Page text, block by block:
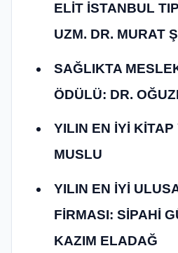
ELİT İSTANBUL
UZM. DR. MURAT
SAĞLIKTA
ÖDÜLÜ: DR.
YILIN EN İYİ
MUSLU
YILIN EN İYİ
FİRMASI: SİPAHİ
KAZIM ELADAĞ